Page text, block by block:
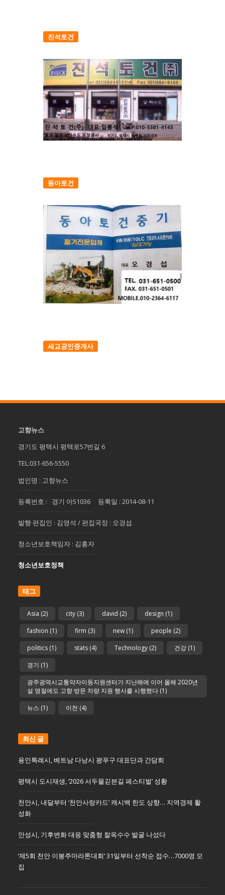
진석토건
동아토건
세교공인중개사
고향뉴스
경기도 평택시 평택로57번길 6
TEL:031-656-5550
법인명 : 고향뉴스
등록번호 : 경기 아51036 등록일 : 2014-08-11
발행·편집인 : 김영석 / 편집국장 : 오경섭
청소년보호책임자 : 김홍자
청소년보호정책
태그
Asia (2) city (3) david (2) design (1)
fashion (1) firm (3) new (1) people (2)
politics (1) stats (4) Technology (2) 건강 (1)
경기 (1)
광주광역시교통약자이동지원센터가 지난해에 이어 올해 2020년
설 명절에도 고향 방문 차량 지원 행사를 시행했다 (1)
뉴스 (1) 이천 (4)
최신 글
용인특례시, 베트남 다낭시 꽝푸구 대표단과 간담회
평택시 도시재생, ‘2026 서두물긷븐길 페스티벌’ 성황
천안시, 내달부터 ‘천안사랑카드’ 캐시백 한도 상향… 지역경제 활
성화
안성시, 기후변화 대응 맞춤형 찰옥수수 발굴 나섰다
‘제5회 천안 이봉주마라톤대회’ 31일부터 선착순 접수…7000명 모
집